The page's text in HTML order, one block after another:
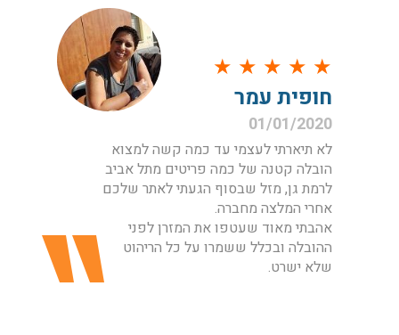
★
★
★
★
★
חופית עמר
01/01/2020
לא תיארתי לעצמי עד כמה קשה למצוא
הובלה קטנה של כמה פריטים מתל אביב
לרמת גן, מזל שבסוף הגעתי לאתר שלכם
אחרי המלצה מחברה.
אהבתי מאוד שעטפו את המזרן לפני
ההובלה ובכלל ששמרו על כל הריהוט
שלא ישרט.